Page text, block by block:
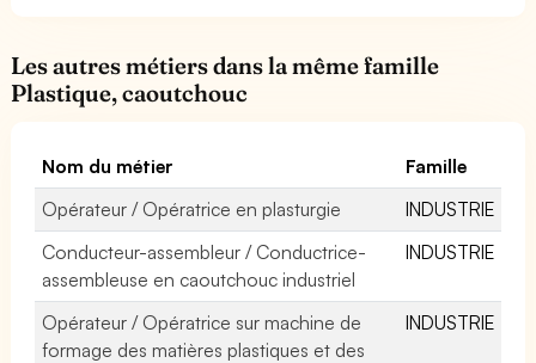
Les autres métiers dans la même famille
Plastique, caoutchouc
Nom du métier
Famille
Opérateur / Opératrice en plasturgie
INDUSTRIE
Conducteur-assembleur / Conductrice-
assembleuse en caoutchouc industriel
INDUSTRIE
Opérateur / Opératrice sur machine de
formage des matières plastiques et des
INDUSTRIE